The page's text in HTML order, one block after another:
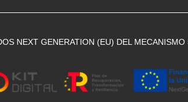
NEXT GENERATION (EU) DEL